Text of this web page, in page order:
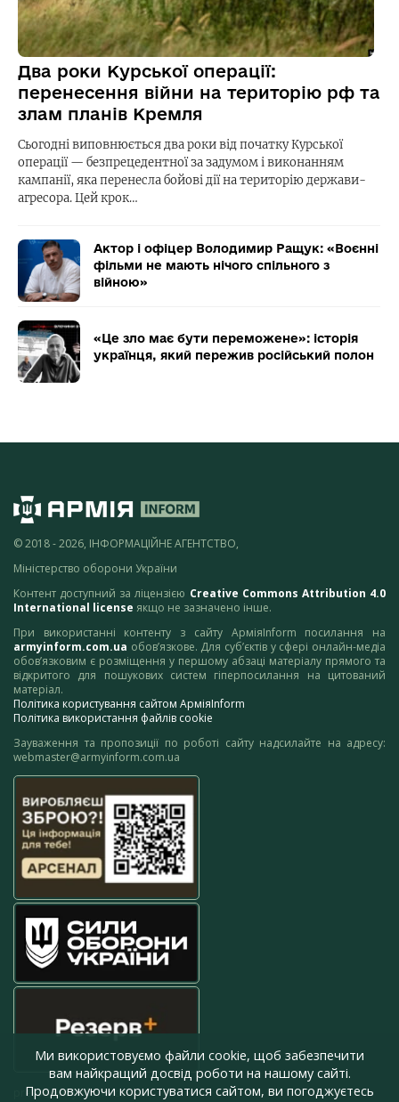
Два роки Курської операції:
перенесення війни на територію рф та
злам планів Кремля
Сьогодні виповнюється два роки від початку Курської
операції — безпрецедентної за задумом і виконанням
кампанії, яка перенесла бойові дії на територію держави-
агресора. Цей крок…
Актор і офіцер Володимир Ращук: «Воєнні
фільми не мають нічого спільного з
війною»
«Це зло має бути переможене»: історія
українця, який пережив російський полон
© 2018 - 2026, ІНФОРМАЦІЙНЕ АГЕНТСТВО,
Міністерство оборони України
Контент доступний за ліцензією Creative Commons Attribution 4.0
International license якщо не зазначено інше.
При використанні контенту з сайту АрміяInform посилання на
armyinform.com.ua обов’язкове. Для суб’єктів у сфері онлайн-медіа
обов’язковим є розміщення у першому абзаці матеріалу прямого та
відкритого для пошукових систем гіперпосилання на цитований
матеріал.
Політика користування сайтом АрміяInform
Політика використання файлів cookie
Зауваження та пропозиції по роботі сайту надсилайте на адресу:
webmaster@armyinform.com.ua
press@armyinform.com.ua
Ми використовуємо файли cookie, щоб забезпечити
вам найкращий досвід роботи на нашому сайті.
Продовжуючи користуватися сайтом, ви погоджуєтесь